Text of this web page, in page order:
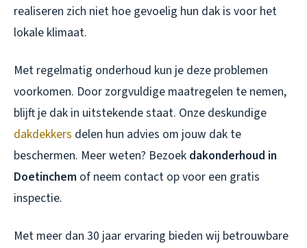
realiseren zich niet hoe gevoelig hun dak is voor het
lokale klimaat.
Met regelmatig onderhoud kun je deze problemen
voorkomen. Door zorgvuldige maatregelen te nemen,
blijft je dak in uitstekende staat. Onze deskundige
dakdekkers delen hun advies om jouw dak te
beschermen. Meer weten? Bezoek dakonderhoud in
Doetinchem of neem contact op voor een gratis
inspectie.
Met meer dan 30 jaar ervaring bieden wij betrouwbare